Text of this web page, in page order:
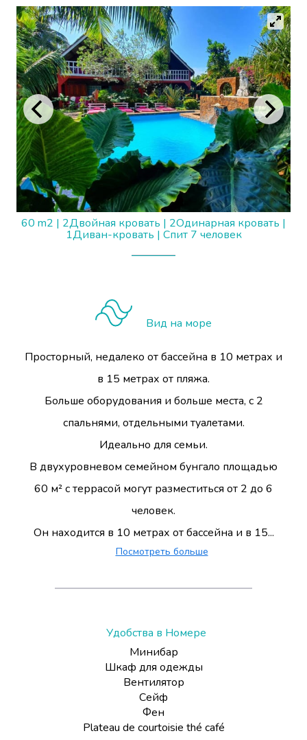
60 m2 | 2Двойная кровать | 2Одинарная кровать |
1Диван-кровать | Спит 7 человек
Вид на море
Просторный, недалеко от бассейна в 10 метрах и
в 15 метрах от пляжа.
Больше оборудования и больше места, с 2
спальнями, отдельными туалетами.
Идеально для семьи.
В двухуровневом семейном бунгало площадью
60 м² с террасой могут разместиться от 2 до 6
человек.
Он находится в 10 метрах от бассейна и в 15...
Посмотреть больше
Удобства в Номере
Минибар
Шкаф для одежды
Вентилятор
Сейф
Фен
Plateau de courtoisie thé café